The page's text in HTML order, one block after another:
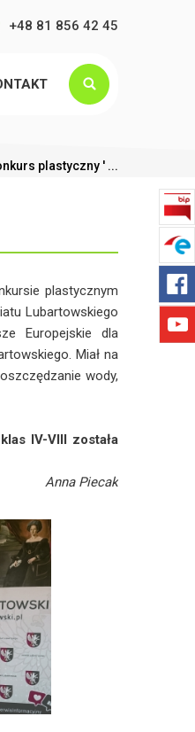
+48 81 856 42 45
plastyczny ' ...
plastycznym
Lubartowskiego
Europejskie dla
Miał na
wody,
IV-VIII została
Anna Piecak